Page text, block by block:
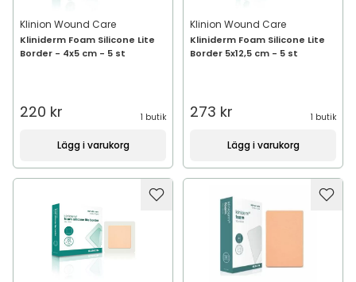
Klinion Wound Care
Kliniderm Foam Silicone Lite
Border - 4x5 cm - 5 st
220 kr 1 butik
Lägg i varukorg
Klinion Wound Care
Kliniderm Foam Silicone Lite
Border 5x12,5 cm - 5 st
273 kr 1 butik
Lägg i varukorg